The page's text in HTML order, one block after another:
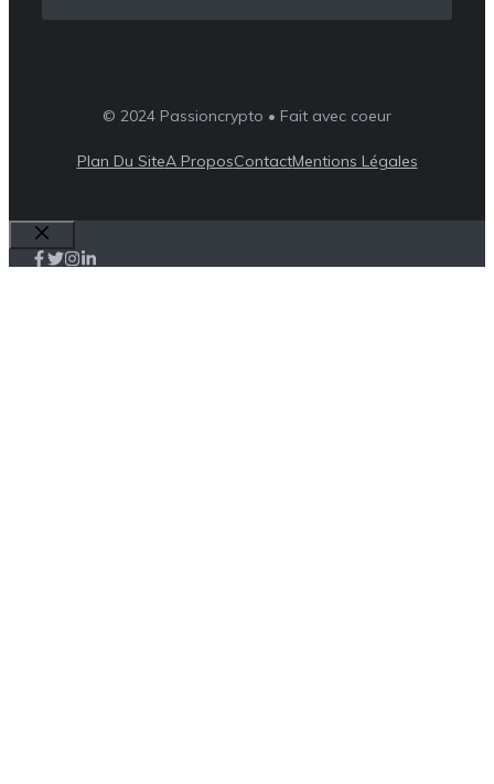
© 2024 Passioncrypto • Fait avec coeur
Plan Du SiteA ProposContactMentions Légales
Fermer